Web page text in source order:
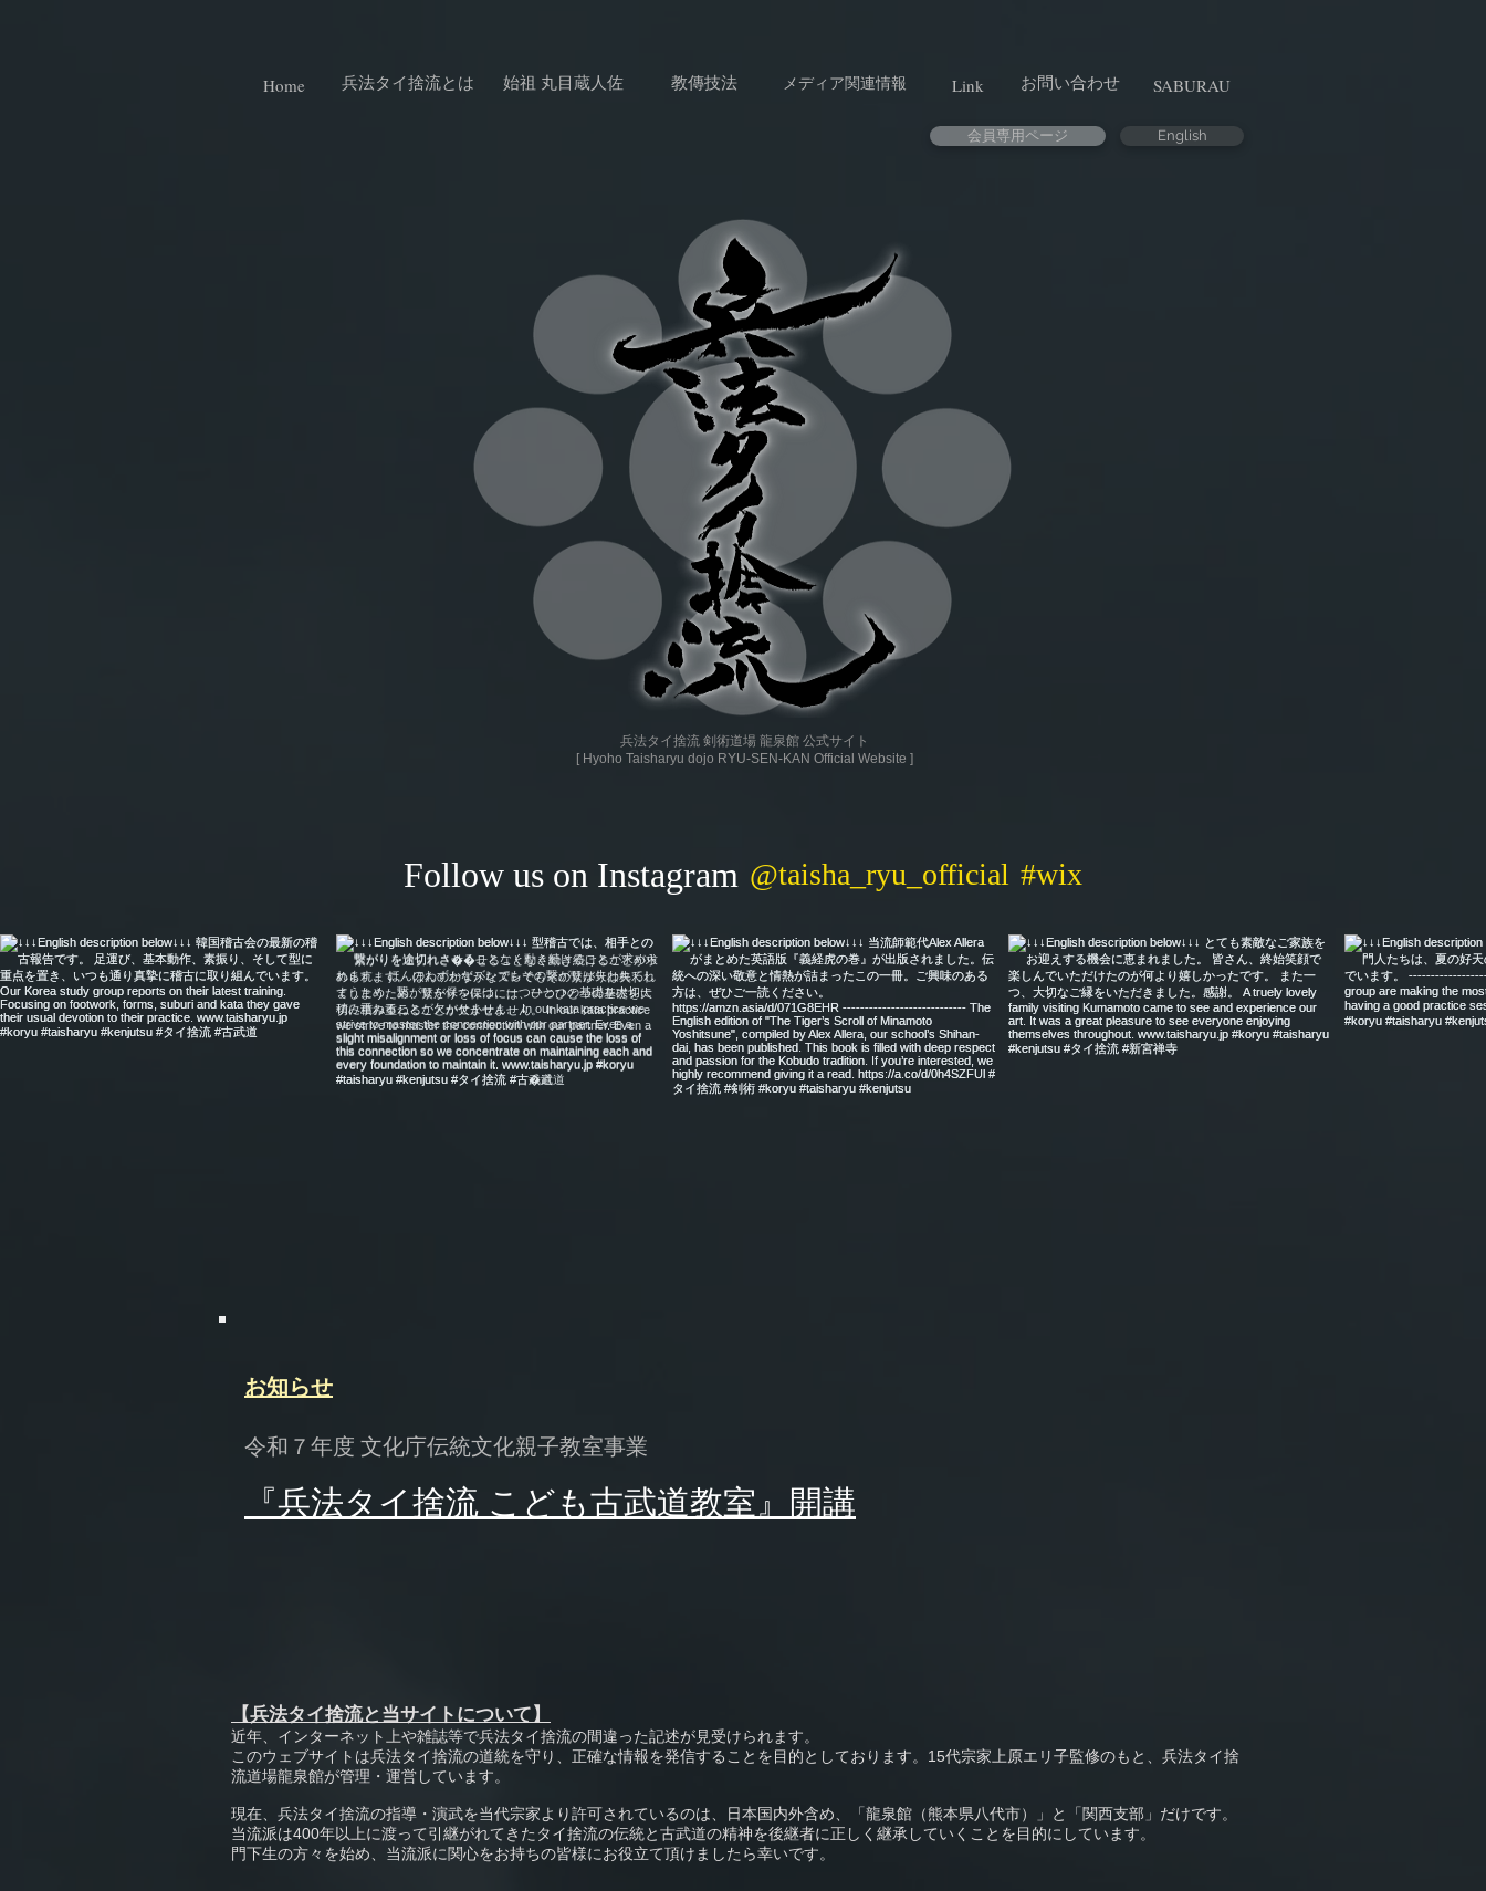
Home 兵法タイ捨流とは 始祖 丸目蔵人佐 教傳技法 メディア関連情報 Link お問い合わせ SABURAU
会員専用ページ English
兵法タイ捨流 剣術道場 龍泉館 公式サイト
​[ Hyoho Taisharyu dojo RYU-SEN-KAN Official Website ]
Follow us on Instagram #wix
@taisha_ryu_official
お知らせ
令和７年度 文化庁伝統文化親子教室事業
『兵法タイ捨流 こども古武道教室』開講
【兵法タイ捨流と当サイトについて】
近年、インターネット上や雑誌等で兵法タイ捨流の間違った記述が見受けられます。
このウェブサイトは兵法タイ捨流の道統を守り、正確な情報を発信することを目的としております。15代宗家上原エリ子監修のもと、兵法タイ捨
流道場龍泉館が管理・運営しています。
現在、兵法タイ捨流の指導・演武を当代宗家より許可されているのは、日本国内外含め、「龍泉館（熊本県八代市）」と「関西支部」だけです。
当流派は400年以上に渡って引継がれてきたタイ捨流の伝統と古武道の精神を後継者に正しく継承していくことを目的にしています。
門下生の方々を始め、当流派に関心をお持ちの皆様にお役立て頂けましたら幸いです。